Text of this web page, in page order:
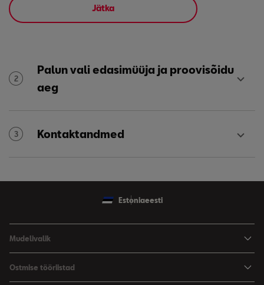
Jätka
2
Palun vali edasimüüja ja proovisõidu
aeg
3 Kontaktandmed
Estoniaeesti
Mudelivalik
Leon
Ostmise tööriistad